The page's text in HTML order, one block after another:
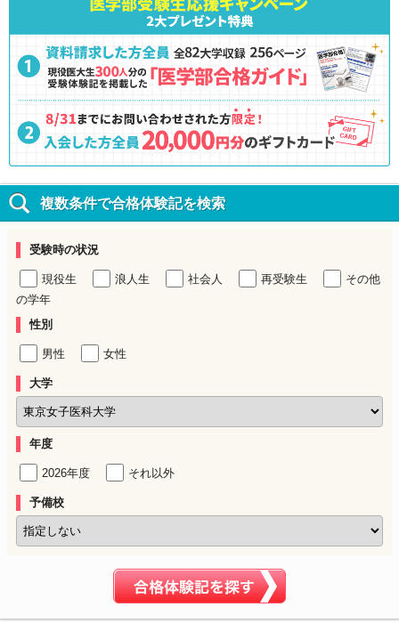
複数条件で合格体験記を検索
受験時の状況
現役生 浪人生 社会人 再受験生
その他
の学年
性別
男性 女性
大学
年度
2026年度 それ以外
予備校